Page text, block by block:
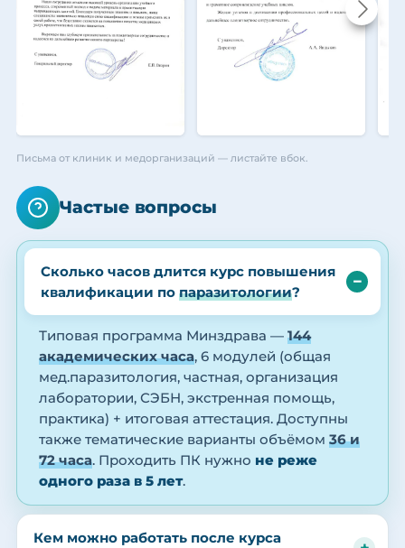
Письма от клиник и медорганизаций — листайте вбок.
Частые вопросы
Сколько часов длится курс повышения
квалификации по паразитологии?
Типовая программа Минздрава — 144
академических часа, 6 модулей (общая
мед.паразитология, частная, организация
лаборатории, СЭБН, экстренная помощь,
практика) + итоговая аттестация. Доступны
также тематические варианты объёмом 36 и
72 часа. Проходить ПК нужно не реже
одного раза в 5 лет.
Кем можно работать после курса